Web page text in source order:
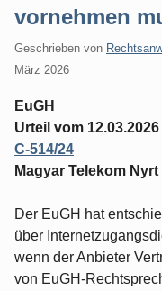
vornehmen
Geschrieben von
März 2026
EuGH
Urteil vom 12.03.2026
C-514/24
Magyar Telekom Nyrt
Der EuGH hat
über
wenn der Anbieter
von EuGH-